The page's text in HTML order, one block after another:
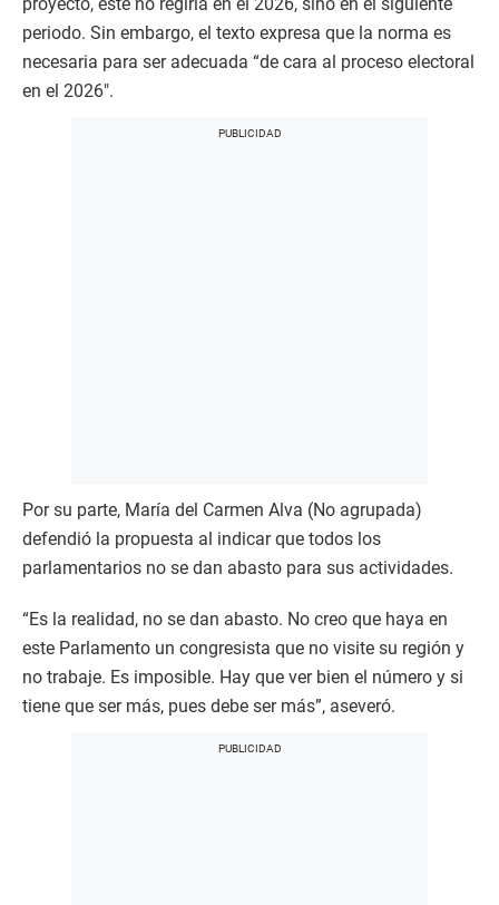
proyecto, este no regiría en el 2026, sino en el siguiente
periodo. Sin embargo, el texto expresa que la norma es
necesaria para ser adecuada “de cara al proceso electoral
en el 2026″.
Por su parte, María del Carmen Alva (No agrupada)
defendió la propuesta al indicar que todos los
parlamentarios no se dan abasto para sus actividades.
“Es la realidad, no se dan abasto. No creo que haya en
este Parlamento un congresista que no visite su región y
no trabaje. Es imposible. Hay que ver bien el número y si
tiene que ser más, pues debe ser más”, aseveró.